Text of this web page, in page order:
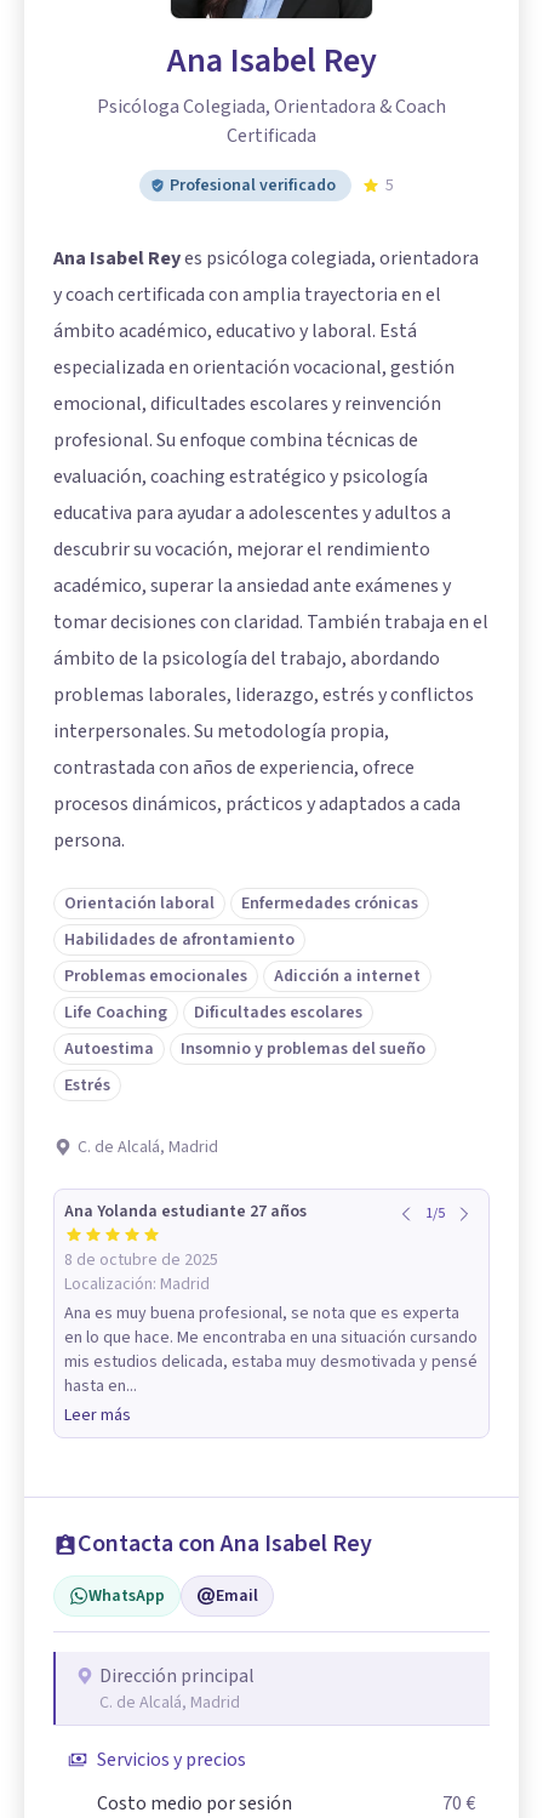
Ana Isabel Rey
Psicóloga Colegiada, Orientadora & Coach
Certificada
Profesional verificado 5
Ana Isabel Reyes psicóloga colegiada, orientadora
y coach certificada con amplia trayectoria en el
ámbito académico, educativo y laboral. Está
especializada en orientación vocacional, gestión
emocional, dificultades escolares y reinvención
profesional. Su enfoque combina técnicas de
evaluación, coaching estratégico y psicología
educativa para ayudar a adolescentes y adultos a
descubrir su vocación, mejorar el rendimiento
académico, superar la ansiedad ante exámenes y
tomar decisiones con claridad. También trabaja en el
ámbito de la psicología del trabajo, abordando
problemas laborales, liderazgo, estrés y conflictos
interpersonales. Su metodología propia,
contrastada con años de experiencia, ofrece
procesos dinámicos, prácticos y adaptados a cada
persona.
Orientación laboral
Enfermedades crónicas
Habilidades de afrontamiento
Problemas emocionales
Adicción a internet
Life Coaching
Dificultades escolares
Autoestima
Insomnio y problemas del sueño
Estrés
C. de Alcalá, Madrid
Ana Yolanda estudiante 27 años
8 de octubre de 2025
Localización: Madrid
1/5
Ana es muy buena profesional, se nota que es experta
en lo que hace. Me encontraba en una situación cursando
mis estudios delicada, estaba muy desmotivada y pensé
hasta en...
Leer más
Contacta con Ana Isabel Rey
WhatsApp Email
Dirección principal
C. de Alcalá, Madrid
Servicios y precios
Costo medio por sesión
70 €